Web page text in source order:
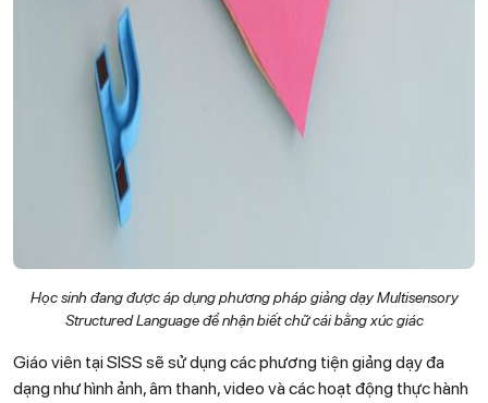
Học sinh đang được áp dụng phương pháp giảng dạy Multisensory
Structured Language để nhận biết chữ cái bằng xúc giác
Giáo viên tại SISS sẽ sử dụng các phương tiện giảng dạy đa
dạng như hình ảnh, âm thanh, video và các hoạt động thực hành